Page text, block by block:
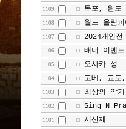
1109 목포, 완도
1108 월드 올림피
1107 2024개인전
1106 배너 이벤트
1105 오사카 성
1104 고베, 교토
1103 최상의 악기
1102 Sing N
1101 시산제